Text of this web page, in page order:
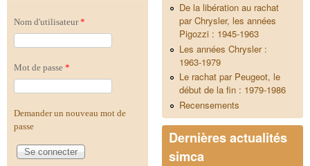
Nom d'utilisateur*
Mot de passe *
Demander un nouveau mot de
passe
De la libération au rachat
par Chrysler, les années
Pigozzi : 1945-1963
Les années Chrysler :
1963-1979
Le rachat par Peugeot, le
début de la fin : 1979-1986
Recensements
Dernières actualités
simca